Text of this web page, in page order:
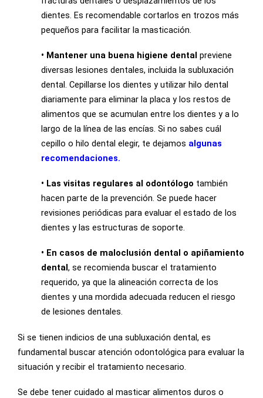
dientes. Es recomendable cortarlos en trozos más
pequeños para facilitar la masticación.
• Mantener una buena higiene dental previene
diversas lesiones dentales, incluida la subluxación
dental. Cepillarse los dientes y utilizar hilo dental
diariamente para eliminar la placa y los restos de
alimentos que se acumulan entre los dientes y a lo
largo de la línea de las encías. Si no sabes cuál
cepillo o hilo dental elegir, te dejamos algunas
recomendaciones.
• Las visitas regulares al odontólogo también
hacen parte de la prevención. Se puede hacer
revisiones periódicas para evaluar el estado de los
dientes y las estructuras de soporte.
• En casos de maloclusión dental o apiñamiento
dental , se recomienda buscar el tratamiento
requerido, ya que la alineación correcta de los
dientes y una mordida adecuada reducen el riesgo
de lesiones dentales.
Si se tienen indicios de una subluxación dental, es
fundamental buscar atención odontológica para evaluar la
situación y recibir el tratamiento necesario.
Se debe tener cuidado al masticar alimentos duros o